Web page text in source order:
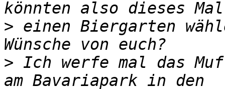
> einen Biergarten
> Ich werfe mal das